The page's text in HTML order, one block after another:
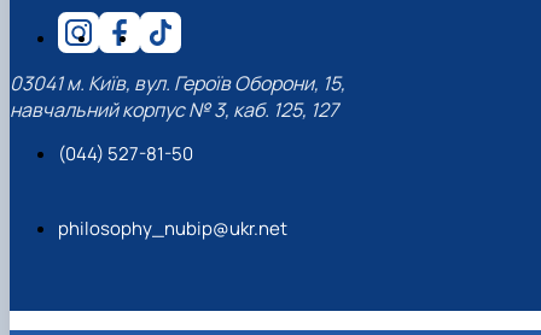
03041 м. Київ, вул. Героїв Оборони, 15,
навчальний корпус № 3, каб. 125, 127
(044) 527-81-50
philosophy_nubip@ukr.net